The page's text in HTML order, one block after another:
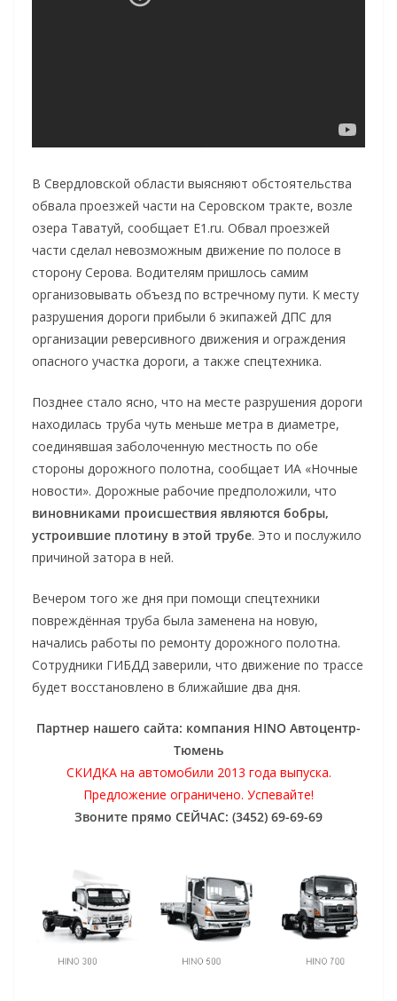
В Свердловской области выясняют обстоятельства
обвала проезжей части на Серовском тракте, возле
озера Таватуй, сообщает E1.ru. Обвал проезжей
части сделал невозможным движение по полосе в
сторону Серова. Водителям пришлось самим
организовывать объезд по встречному пути. К месту
разрушения дороги прибыли 6 экипажей ДПС для
организации реверсивного движения и ограждения
опасного участка дороги, а также спецтехника.
Позднее стало ясно, что на месте разрушения дороги
находилась труба чуть меньше метра в диаметре,
соединявшая заболоченную местность по обе
стороны дорожного полотна, сообщает ИА «Ночные
новости». Дорожные рабочие предположили, что
виновниками происшествия являются бобры,
устроившие плотину в этой трубе. Это и послужило
причиной затора в ней.
Вечером того же дня при помощи спецтехники
повреждённая труба была заменена на новую,
начались работы по ремонту дорожного полотна.
Сотрудники ГИБДД заверили, что движение по трассе
будет восстановлено в ближайшие два дня.
Партнер нашего сайта: компания HINO Автоцентр-
Тюмень
СКИДКА на автомобили 2013 года выпуска.
Предложение ограничено. Успевайте!
Звоните прямо СЕЙЧАС: (3452) 69-69-69